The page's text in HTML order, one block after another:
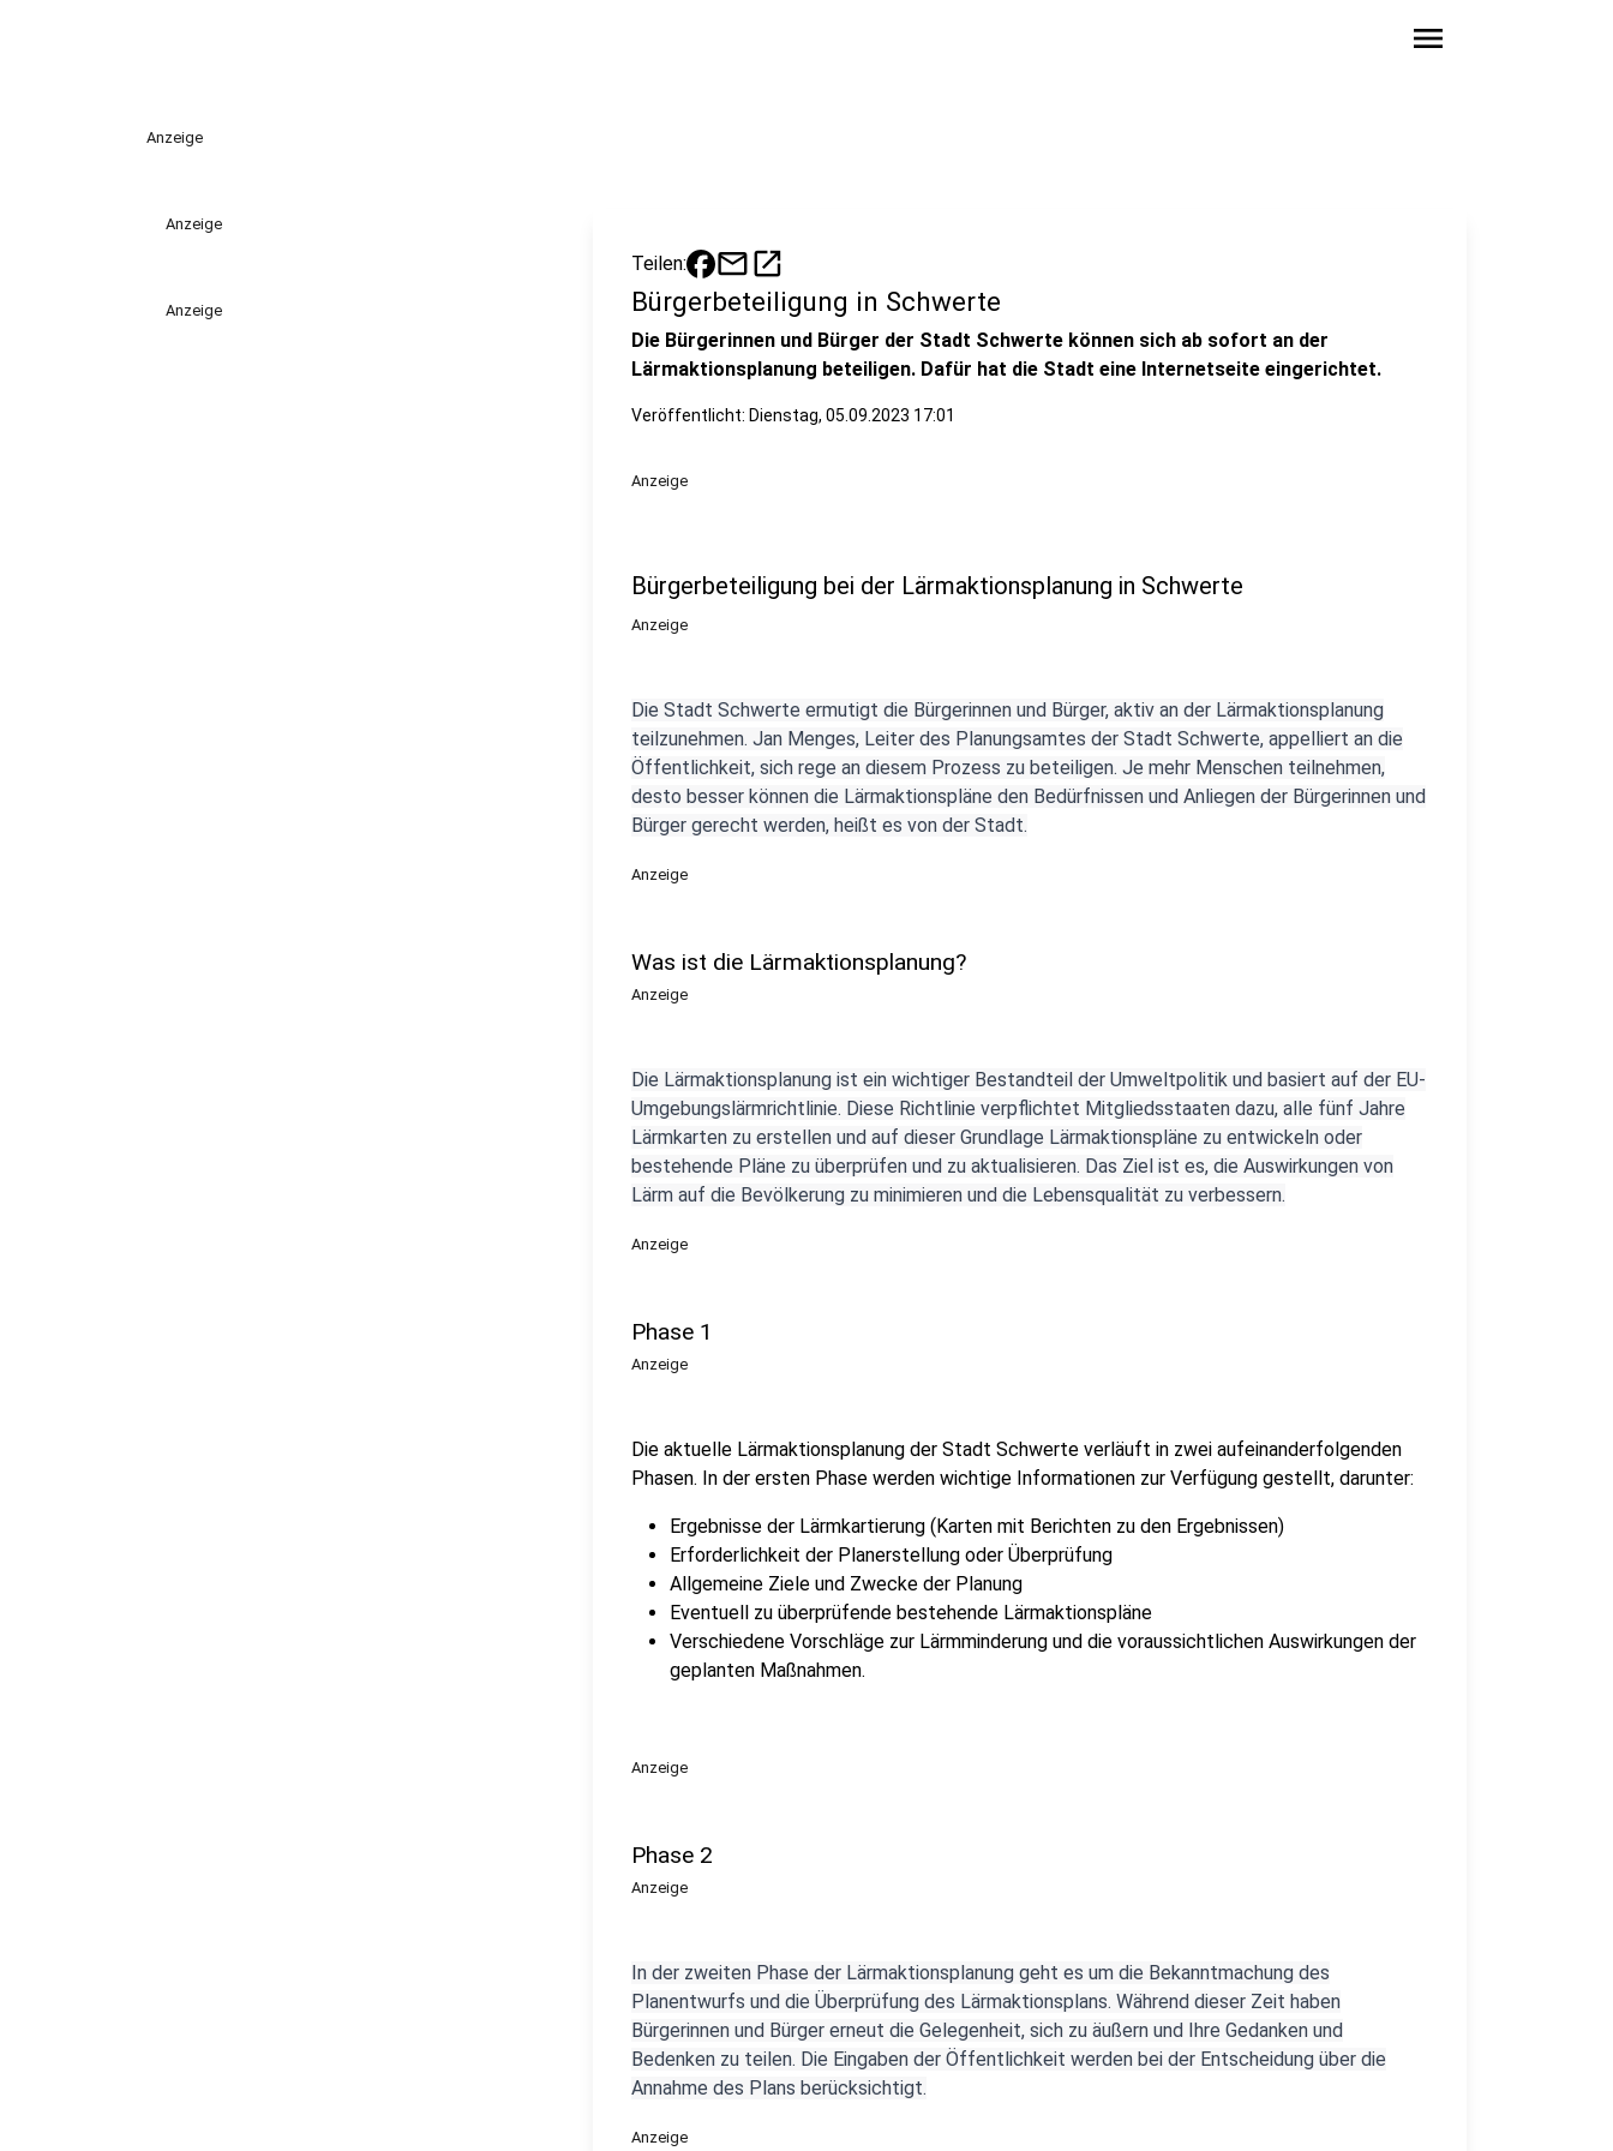
menu
Anzeige
Anzeige
Anzeige
Teilen: mailopen_in_new
Bürgerbeteiligung in Schwerte
Die Bürgerinnen und Bürger der Stadt Schwerte können sich ab sofort an der
Lärmaktionsplanung beteiligen. Dafür hat die Stadt eine Internetseite eingerichtet.
Veröffentlicht: Dienstag, 05.09.2023 17:01
Anzeige
Bürgerbeteiligung bei der Lärmaktionsplanung in Schwerte
Anzeige
Die Stadt Schwerte ermutigt die Bürgerinnen und Bürger, aktiv an der Lärmaktionsplanung
teilzunehmen. Jan Menges, Leiter des Planungsamtes der Stadt Schwerte, appelliert an die
Öffentlichkeit, sich rege an diesem Prozess zu beteiligen. Je mehr Menschen teilnehmen,
desto besser können die Lärmaktionspläne den Bedürfnissen und Anliegen der Bürgerinnen und
Bürger gerecht werden, heißt es von der Stadt.
Anzeige
Was ist die Lärmaktionsplanung?
Anzeige
Die Lärmaktionsplanung ist ein wichtiger Bestandteil der Umweltpolitik und basiert auf der EU-
Umgebungslärmrichtlinie. Diese Richtlinie verpflichtet Mitgliedsstaaten dazu, alle fünf Jahre
Lärmkarten zu erstellen und auf dieser Grundlage Lärmaktionspläne zu entwickeln oder
bestehende Pläne zu überprüfen und zu aktualisieren. Das Ziel ist es, die Auswirkungen von
Lärm auf die Bevölkerung zu minimieren und die Lebensqualität zu verbessern.
Anzeige
Phase 1
Anzeige
Die aktuelle Lärmaktionsplanung der Stadt Schwerte verläuft in zwei aufeinanderfolgenden
Phasen. In der ersten Phase werden wichtige Informationen zur Verfügung gestellt, darunter:
Ergebnisse der Lärmkartierung (Karten mit Berichten zu den Ergebnissen)
Erforderlichkeit der Planerstellung oder Überprüfung
Allgemeine Ziele und Zwecke der Planung
Eventuell zu überprüfende bestehende Lärmaktionspläne
Verschiedene Vorschläge zur Lärmminderung und die voraussichtlichen Auswirkungen der
geplanten Maßnahmen.
Anzeige
Phase 2
Anzeige
In der zweiten Phase der Lärmaktionsplanung geht es um die Bekanntmachung des
Planentwurfs und die Überprüfung des Lärmaktionsplans. Während dieser Zeit haben
Bürgerinnen und Bürger erneut die Gelegenheit, sich zu äußern und Ihre Gedanken und
Bedenken zu teilen. Die Eingaben der Öffentlichkeit werden bei der Entscheidung über die
Annahme des Plans berücksichtigt.
Anzeige